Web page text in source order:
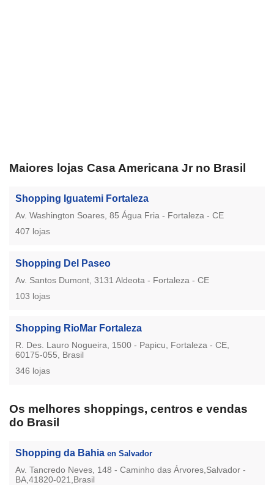
Maiores lojas Casa Americana Jr no Brasil
Shopping Iguatemi Fortaleza
Av. Washington Soares, 85 Água Fria - Fortaleza - CE
407 lojas
Shopping Del Paseo
Av. Santos Dumont, 3131 Aldeota - Fortaleza - CE
103 lojas
Shopping RioMar Fortaleza
R. Des. Lauro Nogueira, 1500 - Papicu, Fortaleza - CE,
60175-055, Brasil
346 lojas
Os melhores shoppings, centros e vendas
do Brasil
Shopping da Bahia en Salvador
Av. Tancredo Neves, 148 - Caminho das Árvores,Salvador -
BA,41820-021,Brasil